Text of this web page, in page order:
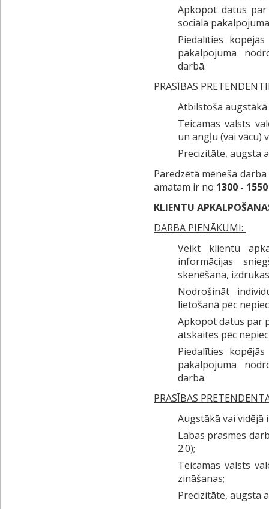
Apkopot datus
sociālā
Piedalīties
pakalpojuma
darbā.
PRASĪBAS
Atbilstoša
Teicamas valsts
un angļu (vai vācu)
Precizitāte, augsta
Paredzētā mēneša
amatam ir no 1300 -
KLIENTU
DARBA PIENĀKUMI:
Veikt klientu
informācijas
skenēšana,
Nodrošināt
lietošanā pēc
Apkopot datus par
atskaites pēc
Piedalīties
pakalpojuma
darbā.
PRASĪBAS
Augstākā vai vidējā
Labas prasmes
2.0);
Teicamas valsts
zināšanas;
Precizitāte, augsta